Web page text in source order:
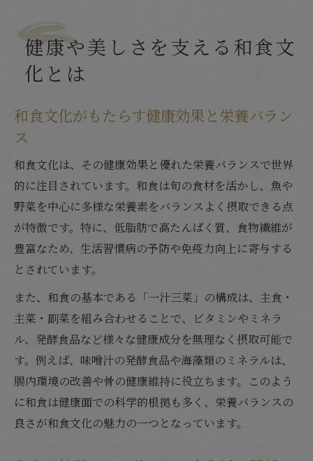
健康や美しさを支える和食文
化とは
和食文化がもたらす健康効果と栄養バラン
ス
和食文化は、その健康効果と優れた栄養バランスで世界
的に注目されています。和食は旬の食材を活かし、魚や
野菜を中心に多様な栄養素をバランスよく摂取できる点
が特徴です。特に、低脂肪で高たんぱく質、食物繊維が
豊富なため、生活習慣病の予防や免疫力向上に寄与する
とされています。
また、和食の基本である「一汁三菜」の構成は、主食・
主菜・副菜を組み合わせることで、ビタミンやミネラ
ル、発酵食品など様々な健康成分を無理なく摂取可能で
す。例えば、味噌汁の発酵食品や海藻類のミネラルは、
腸内環境の改善や骨の健康維持に役立ちます。このよう
に和食は健康面での科学的根拠も多く、栄養バランスの
良さが和食文化の魅力の一つとなっています。